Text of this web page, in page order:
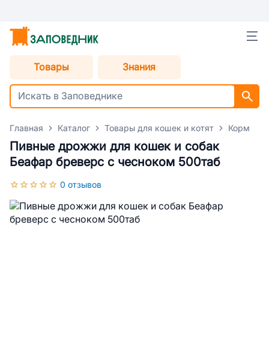
Товары Знания
Главная Каталог Товары для кошек и котят Корм
Пивные дрожжи для кошек и собак
Беафар бреверс с чесноком 500таб
0 отзывов